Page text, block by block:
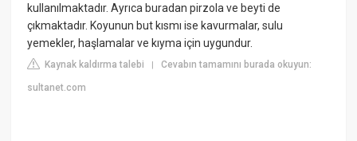
kullanılmaktadır. Ayrıca buradan pirzola ve beyti de
çıkmaktadır. Koyunun but kısmı ise kavurmalar, sulu
yemekler, haşlamalar ve kıyma için uygundur.
Kaynak kaldırma talebi |Cevabın tamamını burada okuyun:
sultanet.com